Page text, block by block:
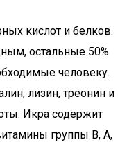
кислот и белков.
остальные 50%
человеку.
лизин, треонин и
Икра содержит
группы B, A,